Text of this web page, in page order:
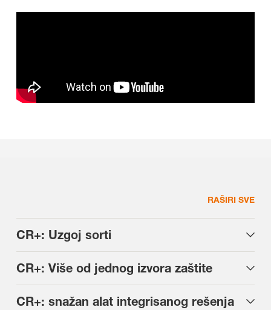
RAŠIRI SVE
CR+: Uzgoj sorti
CR+: Više od jednog izvora zaštite
CR+: snažan alat integrisanog rešenja